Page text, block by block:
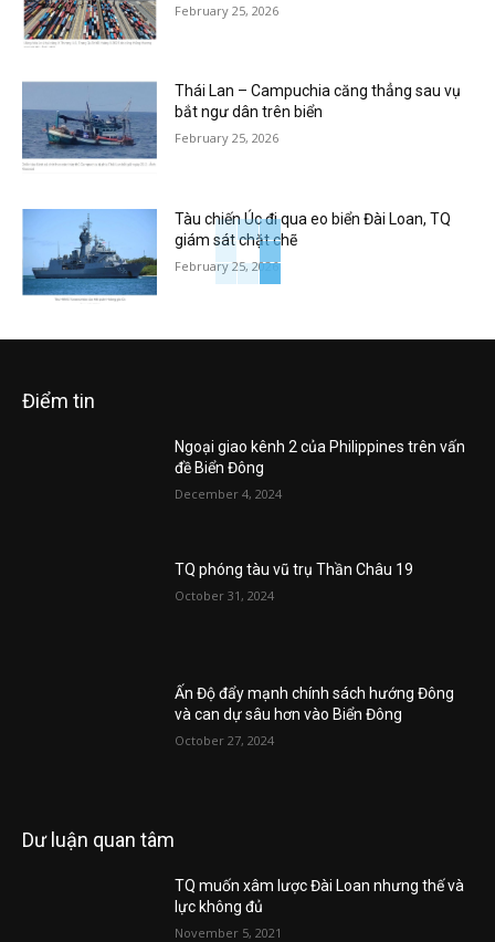
February 25, 2026
Thái Lan – Campuchia căng thẳng sau vụ
bắt ngư dân trên biển
February 25, 2026
Tàu chiến Úc đi qua eo biển Đài Loan, TQ
giám sát chặt chẽ
February 25, 2026
Điểm tin
Ngoại giao kênh 2 của Philippines trên vấn
đề Biển Đông
December 4, 2024
TQ phóng tàu vũ trụ Thần Châu 19
October 31, 2024
Ấn Độ đẩy mạnh chính sách hướng Đông
và can dự sâu hơn vào Biển Đông
October 27, 2024
Dư luận quan tâm
TQ muốn xâm lược Đài Loan nhưng thế và
lực không đủ
November 5, 2021